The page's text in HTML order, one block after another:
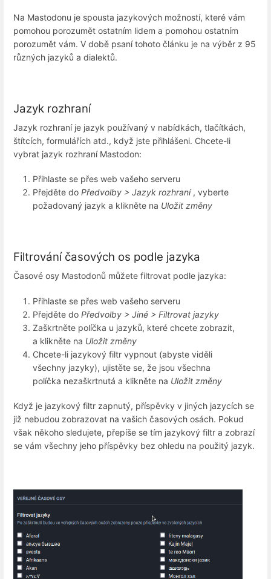
Na Mastodonu je spousta jazykových možností, které vám
pomohou porozumět ostatním lidem a pomohou ostatním
porozumět vám. V době psaní tohoto článku je na výběr z 95
různých jazyků a dialektů.
Jazyk rozhraní
Jazyk rozhraní je jazyk používaný v nabídkách, tlačítkách,
štítcích, formulářích atd., když jste přihlášeni. Chcete-li
vybrat jazyk rozhraní Mastodon:
Přihlaste se přes web vašeho serveru
Přejděte do Předvolby > Jazyk rozhraní, vyberte
požadovaný jazyk a klikněte na Uložit změny
Filtrování časových os podle jazyka
Časové osy Mastodonů můžete filtrovat podle jazyka:
Přihlaste se přes web vašeho serveru
Přejděte do Předvolby > Jiné > Filtrovat jazyky
Zaškrtněte políčka u jazyků, které chcete zobrazit,
a klikněte na Uložit změny
Chcete-li jazykový filtr vypnout (abyste viděli
všechny jazyky), ujistěte se, že jsou všechna
políčka nezaškrtnutá a klikněte na Uložit změny
Když je jazykový filtr zapnutý, příspěvky v jiných jazycích se
již nebudou zobrazovat na vašich časových osách. Pokud
však někoho sledujete, přepíše se tím jazykový filtr a zobrazí
se vám všechny jeho příspěvky bez ohledu na použitý jazyk.